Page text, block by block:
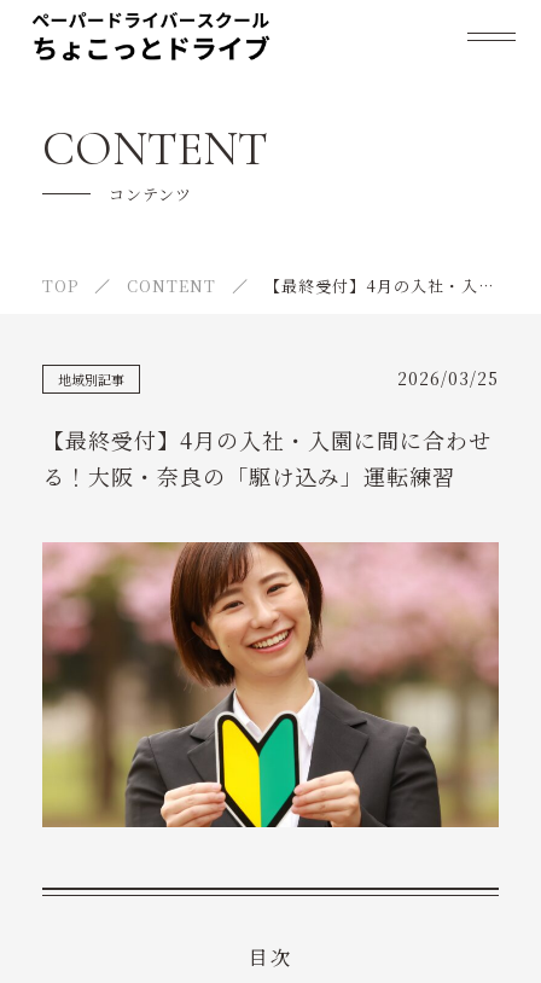
ご利用の流れ
スケジュール
ニュース
コンテンツ
会社概要
ご予約・お問い合わせ
tel. 070-8497-0340
CONTENT
コンテンツ
TOP CONTENT 【最終受付】4月の入社・入園に間に合わせる！大阪・奈良の「駆け込み」運転練習
地域別記事 2026/03/25
【最終受付】4月の入社・入園に間に合わせ
る！大阪・奈良の「駆け込み」運転練習
目次